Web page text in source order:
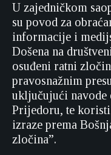
U zajedničkom
su povod za
informacije i
Došena na
osuđeni ratni
pravosnažnim
uključujući navode
Prijedoru, te
izraze prema
zločina”.